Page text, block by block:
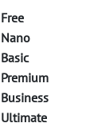
Free
Nano
Basic
Premium
Business
Ultimate